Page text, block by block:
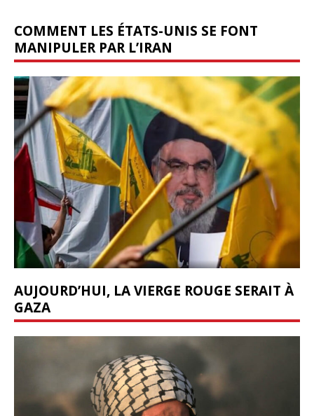
COMMENT LES ÉTATS-UNIS SE FONT
MANIPULER PAR L’IRAN
AUJOURD’HUI, LA VIERGE ROUGE SERAIT À
GAZA